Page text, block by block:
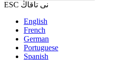
ESC نى تاقاڭ
English
French
German
Portuguese
Spanish